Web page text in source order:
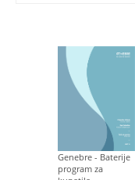
Genebre - Baterije
program za